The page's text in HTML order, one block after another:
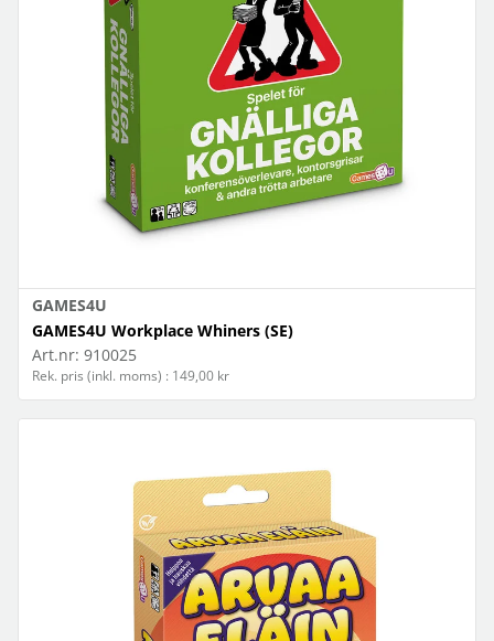
GAMES4U
GAMES4U Workplace Whiners (SE)
Art.nr: 910025
Rek. pris (inkl. moms) : 149,00 kr